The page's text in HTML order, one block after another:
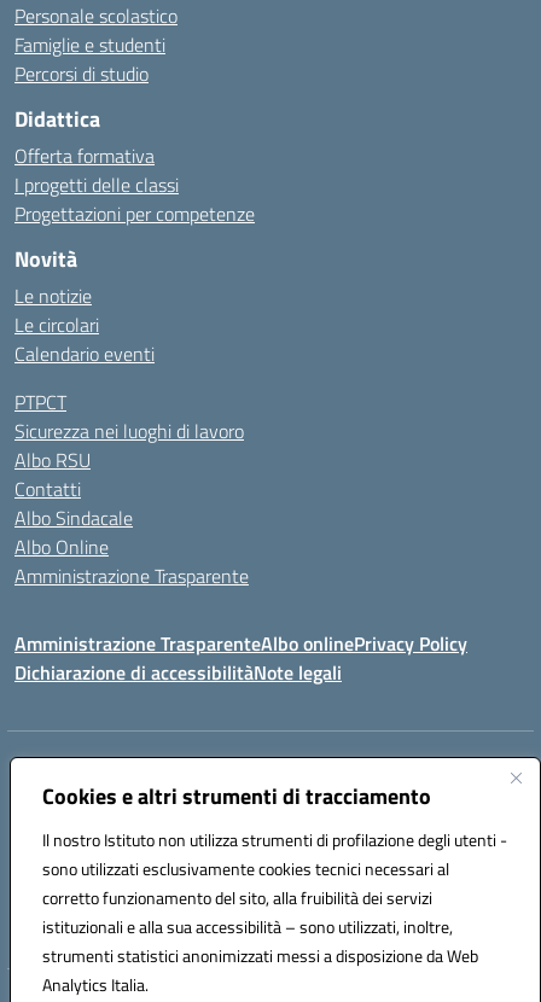
Cookies e altri strumenti di tracciamento
Il nostro Istituto non utilizza strumenti di profilazione degli utenti -
sono utilizzati esclusivamente cookies tecnici necessari al
corretto funzionamento del sito, alla fruibilità dei servizi
istituzionali e alla sua accessibilità – sono utilizzati, inoltre,
strumenti statistici anonimizzati messi a disposizione da Web
Analytics Italia.
Personale scolastico
Famiglie e studenti
Percorsi di studio
Didattica
Offerta formativa
I progetti delle classi
Progettazioni per competenze
Novità
Le notizie
Le circolari
Calendario eventi
PTPCT
Sicurezza nei luoghi di lavoro
Albo RSU
Contatti
Albo Sindacale
Albo Online
Amministrazione Trasparente
Amministrazione TrasparenteAlbo onlinePrivacy Policy
Dichiarazione di accessibilitàNote legali
Centralino:
Posta elettronica certificata (PEC):tpis02200a@pec.istruzione.it
Codice fiscale: 93066580817
Codice meccanografico:TPIS02200A
VIA CESARÒ, 36 - 91016 ERICE - CASA SANTA (TP)
Telefono: 0923569559